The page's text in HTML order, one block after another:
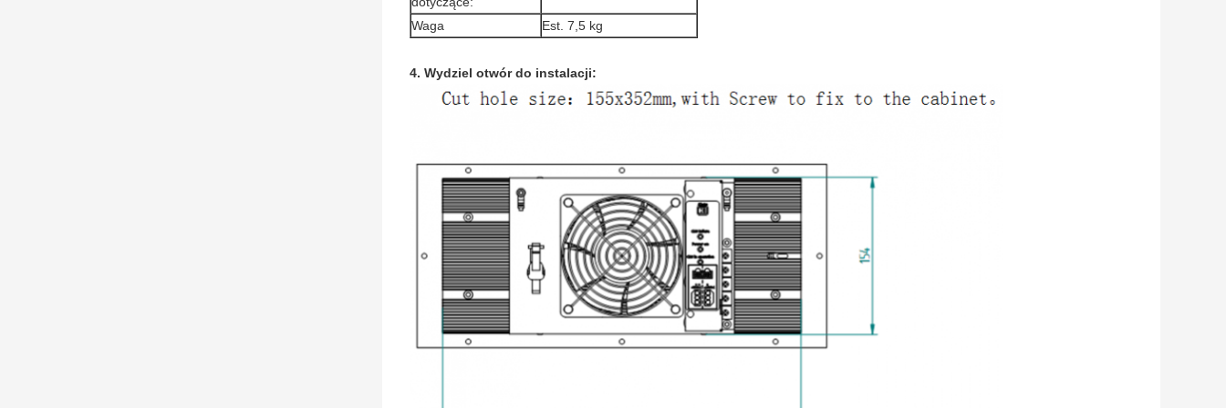
Waga
Est. 7,5 kg
4. Wydziel otwór do instalacji: